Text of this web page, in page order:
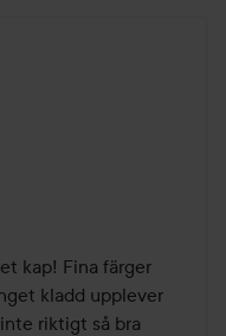
skapades 2 år
kap! Fina färger
kladd upplever
riktigt så bra